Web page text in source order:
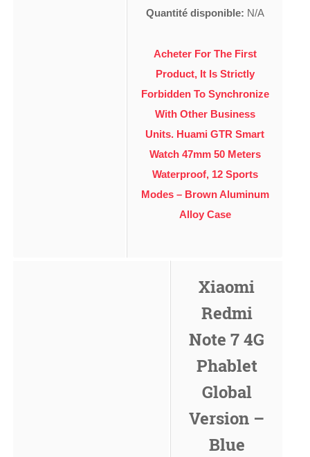
Quantité disponible: N/A
Acheter For The First
Product, It Is Strictly
Forbidden To Synchronize
With Other Business
Units. Huami GTR Smart
Watch 47mm 50 Meters
Waterproof, 12 Sports
Modes – Brown Aluminum
Alloy Case
Xiaomi
Redmi
Note 7 4G
Phablet
Global
Version –
Blue